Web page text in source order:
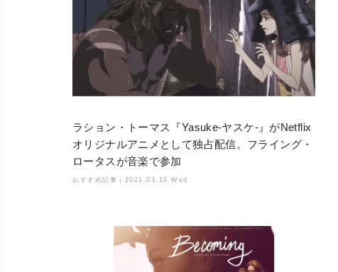
ラション・トーマス『Yasuke-ヤスケ-』がNetflix
オリジナルアニメとして独占配信。フライング・
ロータスが音楽で参加
おすすめ記事｜ 2021.03.10 Wed